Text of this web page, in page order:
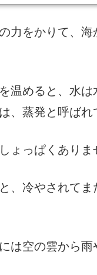
力をかりて、
温めると、水
、蒸発と呼ばれ
ょっぱくありま
、冷やされて
は空の雲から